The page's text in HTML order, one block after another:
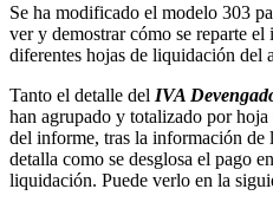
Se ha modificado el modelo 303
ver y demostrar cómo se reparte
diferentes hojas de liquidación del
Tanto el detalle del IVA
han agrupado y totalizado por
del informe, tras la información de
detalla como se desglosa el pago
liquidación. Puede verlo en la